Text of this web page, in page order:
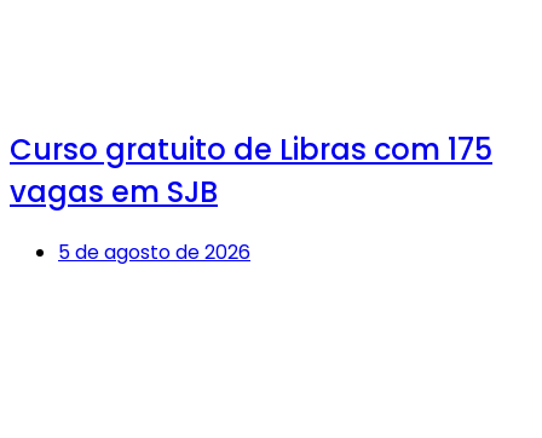
Curso gratuito de Libras com 175
vagas em SJB
5 de agosto de 2026